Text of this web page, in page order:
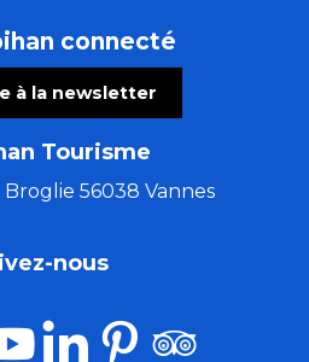
connecté
à la newsletter
Tourisme
56038 Vannes
nous